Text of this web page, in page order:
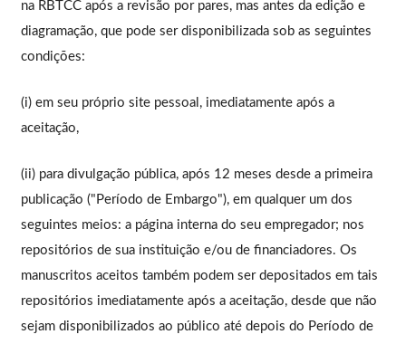
na RBTCC após a revisão por pares, mas antes da edição e
diagramação, que pode ser disponibilizada sob as seguintes
condições:
(i) em seu próprio site pessoal, imediatamente após a
aceitação,
(ii) para divulgação pública, após 12 meses desde a primeira
publicação ("Período de Embargo"), em qualquer um dos
seguintes meios: a página interna do seu empregador; nos
repositórios de sua instituição e/ou de financiadores. Os
manuscritos aceitos também podem ser depositados em tais
repositórios imediatamente após a aceitação, desde que não
sejam disponibilizados ao público até depois do Período de